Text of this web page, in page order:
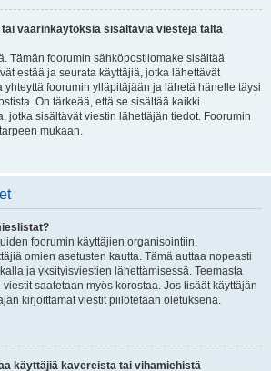
väärinkäytöksiä sisältäviä viestejä tältä
Tämän foorumin sähköpostilomake sisältää
estää ja seurata käyttäjiä, jotka lähettävät
yhteyttä foorumin ylläpitäjään ja lähetä hänelle täysi
On tärkeää, että se sisältää kaikki
jotka sisältävät viestin lähettäjän tiedot. Foorumin
mukaan.
foorumin käyttäjien organisointiin.
omien asetusten kautta. Tämä auttaa nopeasti
ja yksityisviestien lähettämisessä. Teemasta
saatetaan myös korostaa. Jos lisäät käyttäjän
kirjoittamat viestit piilotetaan oletuksena.
käyttäjiä kavereista tai vihamiehistä